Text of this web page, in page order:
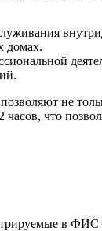
домах.
не
что
в